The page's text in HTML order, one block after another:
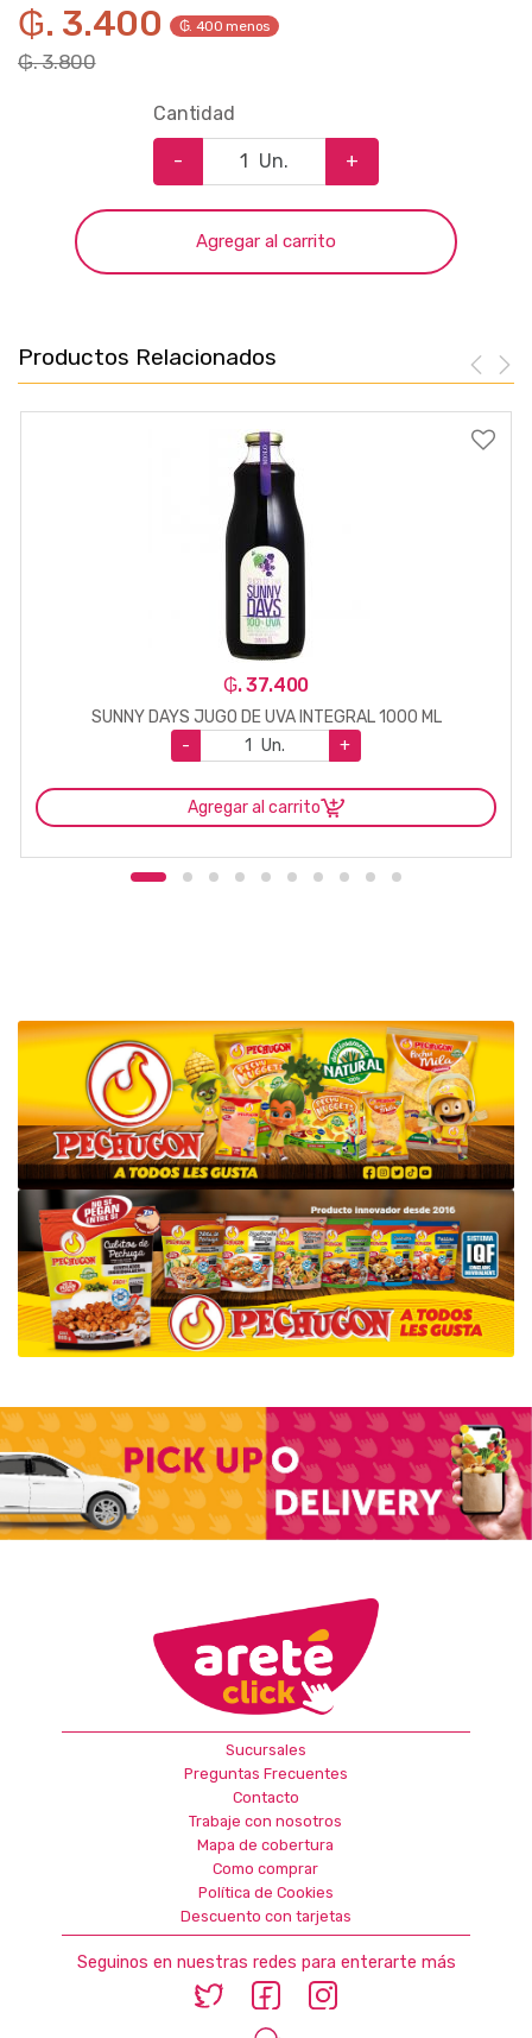
₲. 3.400 ₲. 400 menos
₲. 3.800
Cantidad
- Un. +
Agregar al carrito
Productos Relacionados
₲. 37.400
SUNNY DAYS JUGO DE UVA INTEGRAL 1000 ML
-
Un. +
Agregar al carrito
Sucursales
Preguntas Frecuentes
Contacto
Trabaje con nosotros
Mapa de cobertura
Como comprar
Política de Cookies
Descuento con tarjetas
Seguinos en nuestras redes para enterarte más